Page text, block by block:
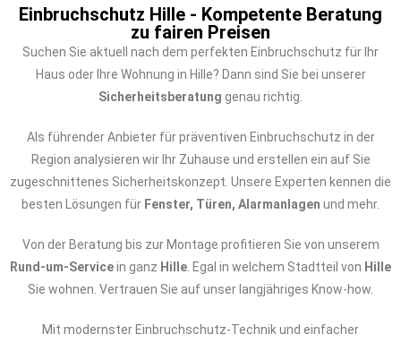
Einbruchschutz Hille - Kompetente Beratung
zu fairen Preisen
Suchen Sie aktuell nach dem perfekten Einbruchschutz für Ihr
Haus oder Ihre Wohnung in Hille? Dann sind Sie bei unserer
Sicherheitsberatung genau richtig.
Als führender Anbieter für präventiven Einbruchschutz in der
Region analysieren wir Ihr Zuhause und erstellen ein auf Sie
zugeschnittenes Sicherheitskonzept. Unsere Experten kennen die
besten Lösungen für Fenster, Türen, Alarmanlagen und mehr.
Von der Beratung bis zur Montage profitieren Sie von unserem
Rund-um-Servicein ganz Hille . Egal in welchem Stadtteil von Hille
Sie wohnen. Vertrauen Sie auf unser langjähriges Know-how.
Mit modernster Einbruchschutz-Technik und einfacher